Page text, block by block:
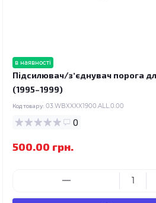
в наявності
Підсилювач/зʼєднувач порога
(1995–1999)
Код товару: 03.WBXXXX1900.ALL.0.00
0
500.00 грн.